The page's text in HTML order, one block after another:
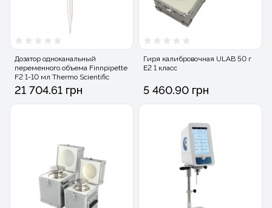
Дозатор одноканальный
переменного объема Finnpipette
F2 1-10 мл Thermo Scientific
21 704.61 грн
Гиря калибровочная ULAB 50 г
E2 1 класс
5 460.90 грн